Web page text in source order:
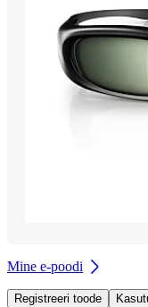
Mine e-poodi
Registreeri toode